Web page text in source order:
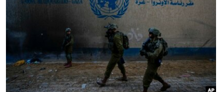
فرهنگ و زندگی
اقتصادی
علم و فناوری
اسرائیل در جنگ
مستندها
انتخابات ریاست جمهوری آمریکا ۲۰۲۴
حمله جمهوری اسلامی به اسرائیل
رمز مهسا
ورزش زنان در ایران
دنبال کنید
زبانهای مختلف